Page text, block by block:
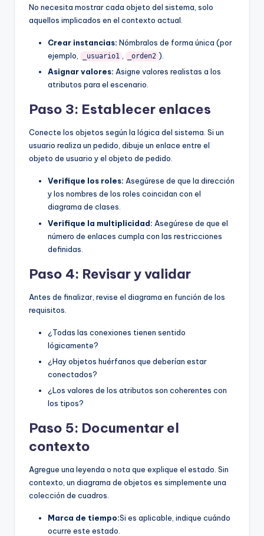
No necesita mostrar cada objeto del sistema, solo
aquellos implicados en el contexto actual.
Crear instancias: Nómbralos de forma única (por
ejemplo,
_usuario1 , _orden2 ).
Asignar valores: Asigne valores realistas a los
atributos para el escenario.
Paso 3: Establecer enlaces
Conecte los objetos según la lógica del sistema. Si un
usuario realiza un pedido, dibuje un enlace entre el
objeto de usuario y el objeto de pedido.
Verifique los roles: Asegúrese de que la dirección
y los nombres de los roles coincidan con el
diagrama de clases.
Verifique la multiplicidad: Asegúrese de que el
número de enlaces cumpla con las restricciones
definidas.
Paso 4: Revisar y validar
Antes de finalizar, revise el diagrama en función de los
requisitos.
¿Todas las conexiones tienen sentido
lógicamente?
¿Hay objetos huérfanos que deberían estar
conectados?
¿Los valores de los atributos son coherentes con
los tipos?
Paso 5: Documentar el
contexto
Agregue una leyenda o nota que explique el estado. Sin
contexto, un diagrama de objetos es simplemente una
colección de cuadros.
Marca de tiempo:Si es aplicable, indique cuándo
ocurre este estado.